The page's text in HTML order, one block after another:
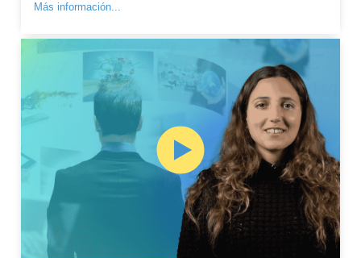
Más información...